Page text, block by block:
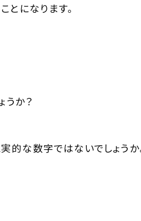
とになります。
うか？
的な数字ではないでしょうか